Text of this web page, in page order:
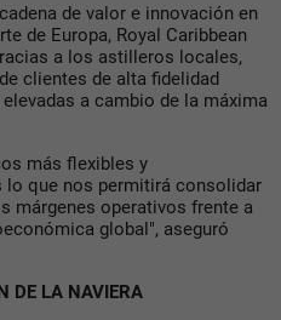
de valor e innovación en
de Europa, Royal Caribbean
a los astilleros locales,
clientes de alta fidelidad
a cambio de la máxima
más flexibles y
que nos permitirá consolidar
márgenes operativos frente a
global", aseguró
DE LA NAVIERA